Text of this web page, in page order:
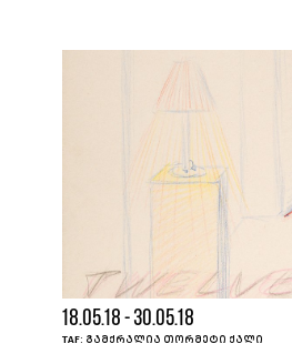
18.05.18 - 30.05.18
TAF: ᲒᲐᲛᲥᲠᲐᲚᲘᲐ ᲗᲝᲠᲛᲔᲢᲘ ᲥᲐᲚᲘ